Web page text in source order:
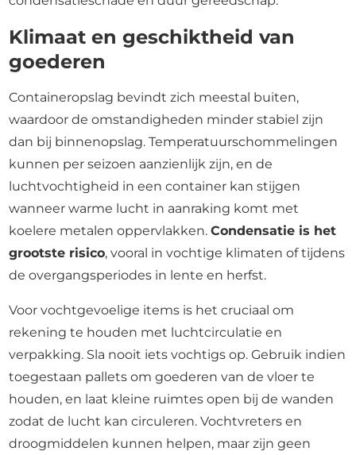
Klimaat en geschiktheid van
goederen
Containeropslag bevindt zich meestal buiten,
waardoor de omstandigheden minder stabiel zijn
dan bij binnenopslag. Temperatuurschommelingen
kunnen per seizoen aanzienlijk zijn, en de
luchtvochtigheid in een container kan stijgen
wanneer warme lucht in aanraking komt met
koelere metalen oppervlakken.Condensatie is het
grootste risico, vooral in vochtige klimaten of tijdens
de overgangsperiodes in lente en herfst.
Voor vochtgevoelige items is het cruciaal om
rekening te houden met luchtcirculatie en
verpakking. Sla nooit iets vochtigs op. Gebruik indien
toegestaan pallets om goederen van de vloer te
houden, en laat kleine ruimtes open bij de wanden
zodat de lucht kan circuleren. Vochtvreters en
droogmiddelen kunnen helpen, maar zijn geen